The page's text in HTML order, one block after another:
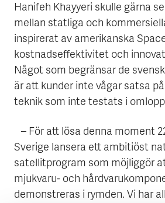
Hanifeh Khayyeri skulle gärna
mellan statliga och
inspirerat av amerikanska
kostnadseffektivitet och
Något som begränsar de
är att kunder inte vågar satsa
teknik som inte testats i
– För att lösa denna moment
Sverige lansera ett ambitiöst
satellitprogram som möjliggör
mjukvaru- och
demonstreras i rymden. Vi har